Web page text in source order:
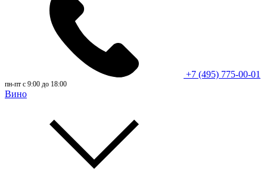
+7 (495) 775-00-01
пн-пт с 9:00 до 18:00
Вино